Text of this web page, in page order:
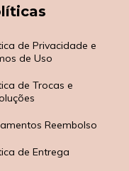
de Privacidade e
de Uso
de Trocas e
Reembolso
de Entrega